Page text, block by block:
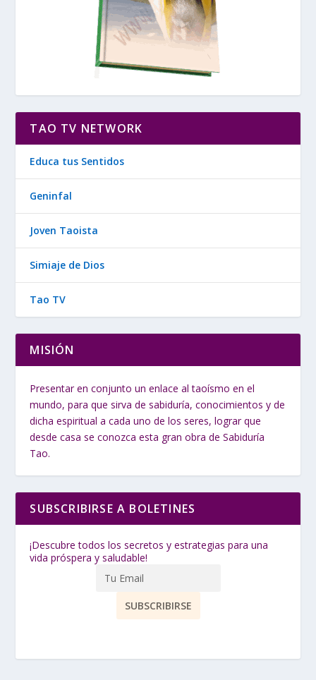
TAO TV NETWORK
Educa tus Sentidos
Geninfal
Joven Taoista
Simiaje de Dios
Tao TV
MISIÓN
Presentar en conjunto un enlace al taoísmo en el
mundo, para que sirva de sabiduría, conocimientos y de
dicha espiritual a cada uno de los seres, lograr que
desde casa se conozca esta gran obra de Sabiduría
Tao.
SUBSCRIBIRSE A BOLETINES
¡Descubre todos los secretos y estrategias para una
vida próspera y saludable!